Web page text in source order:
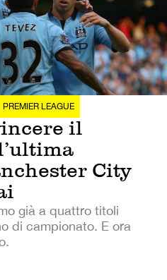
PREMIER LEAGUE
il
City
già a quattro titoli
di campionato. E ora